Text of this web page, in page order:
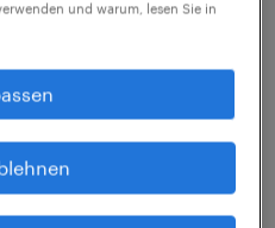
Jahr
und warum, lesen Sie in